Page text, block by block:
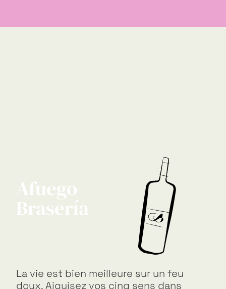
Afuego
Brasería
La vie est bien meilleure sur un feu
doux. Aiguisez vos cinq sens dans